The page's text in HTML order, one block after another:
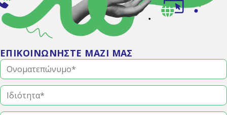
ΕΠΙΚΟΙΝΩΝΗΣΤΕ ΜΑΖΙ ΜΑΣ